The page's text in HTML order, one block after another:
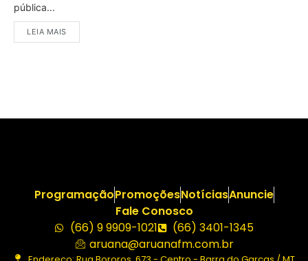
pública...
LEIA MAIS
ProgramaçãoPromoçõesNotíciasAnuncie
Fale Conosco
(66) 9 9909-1021
(66) 3401-1345
aruana@aruanafm.com.br